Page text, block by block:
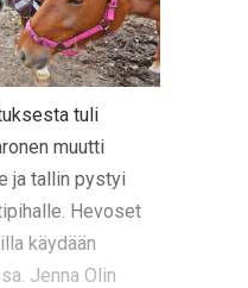
tuli
muutti
ja tallin pystyi
Hevoset
käydään
Jenna Olin